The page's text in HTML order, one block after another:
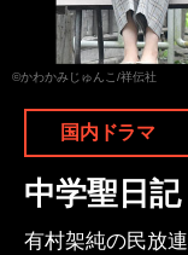
©かわかみじゅんこ/祥伝社
国内ドラマ
中学聖日記
有村架純の民放